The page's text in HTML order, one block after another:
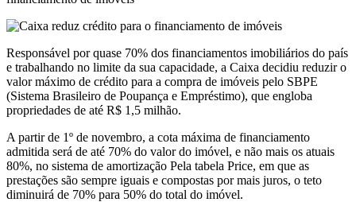
Responsável por quase 70% dos financiamentos imobiliários do país
e trabalhando no limite da sua capacidade, a Caixa decidiu reduzir o
valor máximo de crédito para a compra de imóveis pelo SBPE
(Sistema Brasileiro de Poupança e Empréstimo), que engloba
propriedades de até R$ 1,5 milhão.
A partir de 1º de novembro, a cota máxima de financiamento
admitida será de até 70% do valor do imóvel, e não mais os atuais
80%, no sistema de amortização Pela tabela Price, em que as
prestações são sempre iguais e compostas por mais juros, o teto
diminuirá de 70% para 50% do total do imóvel.